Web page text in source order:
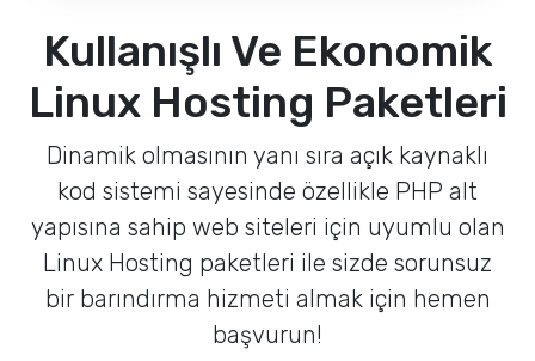
Kullanışlı Ve Ekonomik
Linux Hosting Paketleri
Dinamik olmasının yanı sıra açık kaynaklı
kod sistemi sayesinde özellikle PHP alt
yapısına sahip web siteleri için uyumlu olan
Linux Hosting paketleri ile sizde sorunsuz
bir barındırma hizmeti almak için hemen
başvurun!